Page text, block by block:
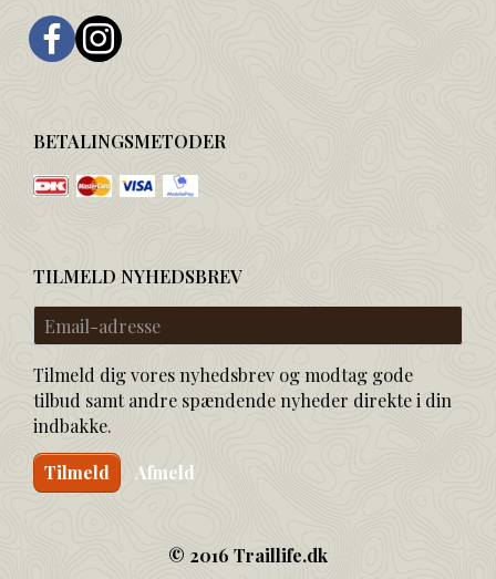
BETALINGSMETODER
TILMELD NYHEDSBREV
Email-
adresse
Tilmeld dig vores nyhedsbrev og modtag gode
tilbud samt andre spændende nyheder direkte i din
indbakke.
Tilmeld Afmeld
© 2016 Traillife.dk